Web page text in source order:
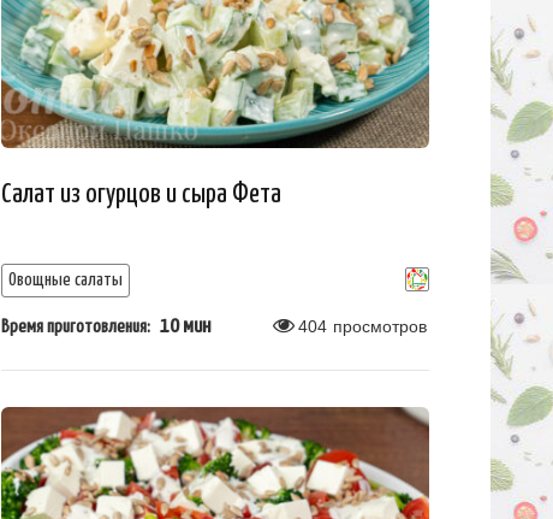
Салат из огурцов и сыра Фета
Овощные салаты
Время приготовления: 10 мин 404 просмотров